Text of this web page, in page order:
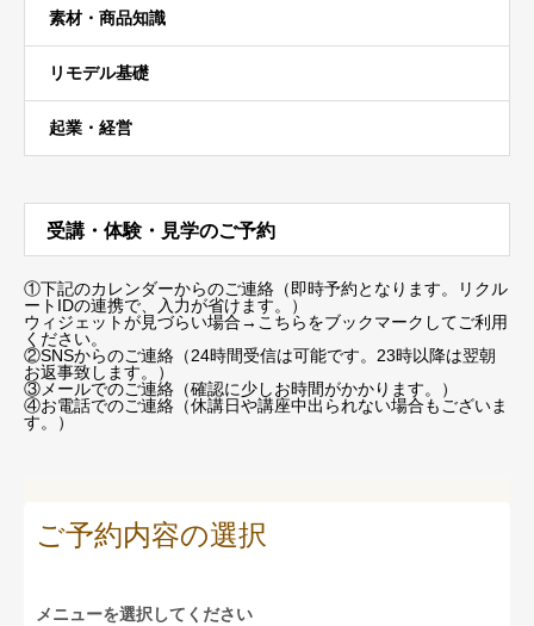
素材・商品知識
リモデル基礎
起業・経営
受講・体験・見学のご予約
①下記のカレンダーからのご連絡（即時予約となります。リクル
ートIDの連携で、入力が省けます。）
ウィジェットが見づらい場合→こちらをブックマーク してご利用
ください。
②SNSからのご連絡（24時間受信は可能です。23時以降は翌朝
お返事致します。）
③メールでのご連絡（確認に少しお時間がかかります。）
④お電話でのご連絡（休講日や講座中出られない場合もございま
す。）